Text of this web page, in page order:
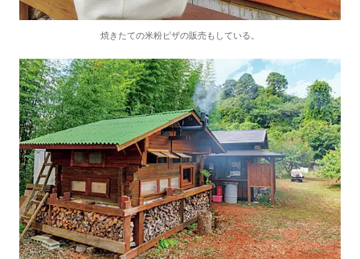
焼きたての米粉ピザの販売もしている。